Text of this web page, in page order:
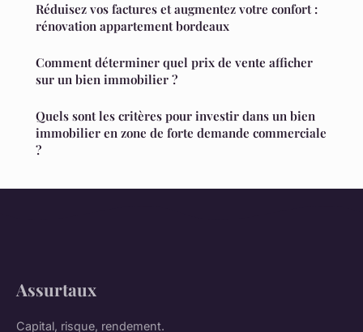
Réduisez vos factures et augmentez votre confort :
rénovation appartement bordeaux
Comment déterminer quel prix de vente afficher
sur un bien immobilier ?
Quels sont les critères pour investir dans un bien
immobilier en zone de forte demande commerciale
?
Assurtaux
Capital, risque, rendement.